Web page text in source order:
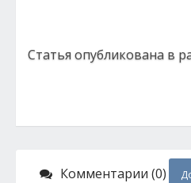
Статья опубликована в
Комментарии (0)